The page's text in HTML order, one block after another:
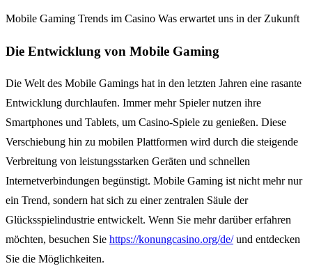
Mobile Gaming Trends im Casino Was erwartet uns in der Zukunft
Die Entwicklung von Mobile Gaming
Die Welt des Mobile Gamings hat in den letzten Jahren eine rasante
Entwicklung durchlaufen. Immer mehr Spieler nutzen ihre
Smartphones und Tablets, um Casino-Spiele zu genießen. Diese
Verschiebung hin zu mobilen Plattformen wird durch die steigende
Verbreitung von leistungsstarken Geräten und schnellen
Internetverbindungen begünstigt. Mobile Gaming ist nicht mehr nur
ein Trend, sondern hat sich zu einer zentralen Säule der
Glücksspielindustrie entwickelt. Wenn Sie mehr darüber erfahren
möchten, besuchen Sie https://konungcasino.org/de/und entdecken
Sie die Möglichkeiten.